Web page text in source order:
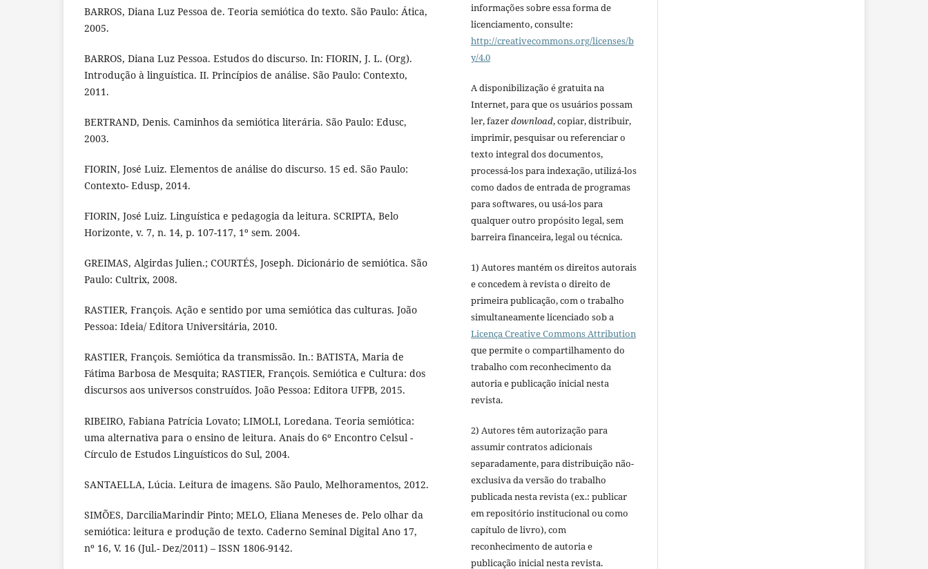
BARROS, Diana Luz Pessoa de. Teoria semiótica do texto. São Paulo: Ática,
2005.
BARROS, Diana Luz Pessoa. Estudos do discurso. In: FIORIN, J. L. (Org).
Introdução à linguística. II. Princípios de análise. São Paulo: Contexto,
2011.
BERTRAND, Denis. Caminhos da semiótica literária. São Paulo: Edusc,
2003.
FIORIN, José Luiz. Elementos de análise do discurso. 15 ed. São Paulo:
Contexto- Edusp, 2014.
FIORIN, José Luiz. Linguística e pedagogia da leitura. SCRIPTA, Belo
Horizonte, v. 7, n. 14, p. 107-117, 1º sem. 2004.
GREIMAS, Algirdas Julien.; COURTÉS, Joseph. Dicionário de semiótica. São
Paulo: Cultrix, 2008.
RASTIER, François. Ação e sentido por uma semiótica das culturas. João
Pessoa: Ideia/ Editora Universitária, 2010.
RASTIER, François. Semiótica da transmissão. In.: BATISTA, Maria de
Fátima Barbosa de Mesquita; RASTIER, François. Semiótica e Cultura: dos
discursos aos universos construídos. João Pessoa: Editora UFPB, 2015.
RIBEIRO, Fabiana Patrícia Lovato; LIMOLI, Loredana. Teoria semiótica:
uma alternativa para o ensino de leitura. Anais do 6º Encontro Celsul -
Círculo de Estudos Linguísticos do Sul, 2004.
SANTAELLA, Lúcia. Leitura de imagens. São Paulo, Melhoramentos, 2012.
SIMÕES, DarciliaMarindir Pinto; MELO, Eliana Meneses de. Pelo olhar da
semiótica: leitura e produção de texto. Caderno Seminal Digital Ano 17,
nº 16, V. 16 (Jul.- Dez/2011) – ISSN 1806-9142.
informações sobre essa forma de
licenciamento, consulte:
http://creativecommons.org/licenses/b
y/4.0
A disponibilização é gratuita na
Internet, para que os usuários possam
ler, fazerdownload, copiar, distribuir,
imprimir, pesquisar ou referenciar o
texto integral dos documentos,
processá-los para indexação, utilizá-los
como dados de entrada de programas
para softwares, ou usá-los para
qualquer outro propósito legal, sem
barreira financeira, legal ou técnica.
1) Autores mantém os direitos autorais
e concedem à revista o direito de
primeira publicação, com o trabalho
simultaneamente licenciado sob a
Licença Creative Commons Attribution
que permite o compartilhamento do
trabalho com reconhecimento da
autoria e publicação inicial nesta
revista.
2) Autores têm autorização para
assumir contratos adicionais
separadamente, para distribuição não-
exclusiva da versão do trabalho
publicada nesta revista (ex.: publicar
em repositório institucional ou como
capítulo de livro), com
reconhecimento de autoria e
publicação inicial nesta revista.